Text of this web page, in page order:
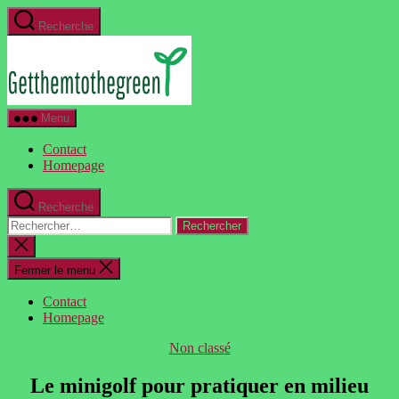
Aller
au
Recherche
Menu
Contact
Homepage
Recherche
Rechercher :
Fermer
la
recherche
Fermer le menu
Contact
Homepage
Catégories
Non classé
Le minigolf pour pratiquer en milieu